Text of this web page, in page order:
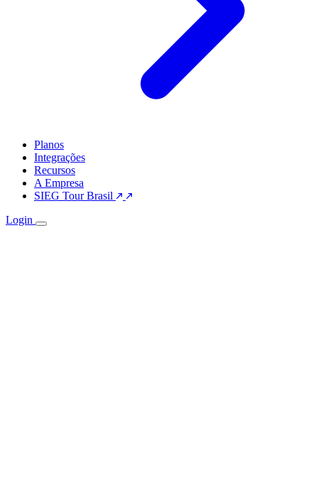
Planos
Integrações
Recursos
A Empresa
SIEG Tour Brasil
Login